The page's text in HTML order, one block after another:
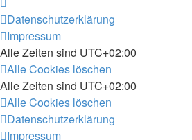
Datenschutzerklärung
Impressum
Alle Zeiten sind UTC+02:00
Alle Cookies löschen
Alle Zeiten sind UTC+02:00
Alle Cookies löschen
Datenschutzerklärung
Impressum